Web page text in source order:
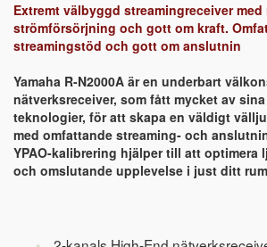
Extremt välbyggd streamingreceiver med
strömförsörjning och gott om kraft.
streamingstöd och gott om anslutnin
Yamaha R-N2000A är en underbart
nätverksreceiver, som fått mycket av
teknologier, för att skapa en väldigt
med omfattande streaming- och
YPAO-kalibrering hjälper till att optimera
och omslutande upplevelse i just ditt